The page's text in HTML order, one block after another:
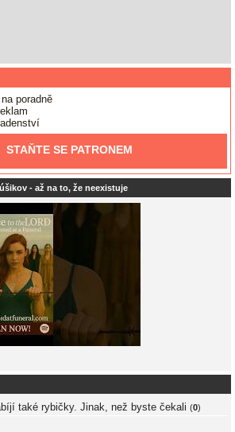
poradně
STAŇTE SE PATRONEM
- až na to, že neexistuje
také rybičky. Jinak, než byste čekali (0)